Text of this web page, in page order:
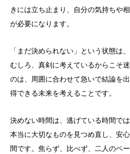
きには立ち止まり、自分の気持ちや
が必要になります。
「まだ決められない」という状態は
むしろ、真剣に考えているからこそ
のは、周囲に合わせて急いで結論を
得できる未来を考えることです。
決めない時間は、逃げている時間で
本当に大切なものを見つめ直し、安
間です。焦らず、比べず、二人のペ